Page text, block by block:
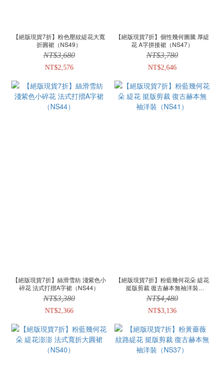
【絕版現貨7折】粉色壓紋緹花大寬
折圓裙（NS49）
NT$3,680
NT$2,576
【絕版現貨7折】個性幾何圖騰 厚緹
花 A字拼接裙（NS47）
NT$3,780
NT$2,646
【絕版現貨7折】絲滑雪紡 淺紫色小
碎花 法式打摺A字裙（NS44）
NT$3,380
NT$2,366
【絕版現貨7折】粉藍幾何花朵 緹花
挺版剪裁 復古赫本無袖洋裝
（NS41）
NT$4,480
NT$3,136